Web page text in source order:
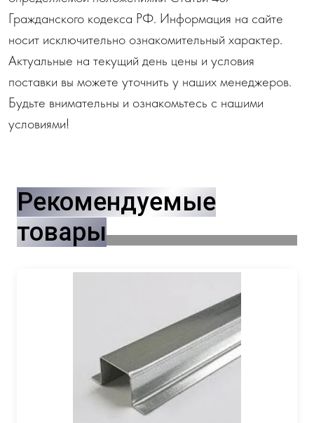
Гражданского кодекса РФ. Информация на сайте
носит исключительно ознакомительный характер.
Актуальные на текущий день цены и условия
поставки вы можете уточнить у наших менеджеров.
Будьте внимательны и ознакомьтесь с нашими
условиями!
Рекомендуемые
товары